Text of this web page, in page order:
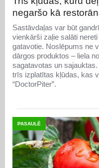
negaršo kā
Sastāvdaļas var būt
vienkārši zaļie salāti
gatavotie. Noslēpums ne
dārgos produktos – liela
sagatavotas un
trīs izplatītas kļūdas, kas
“DoctorPiter”.
PASAULĒ